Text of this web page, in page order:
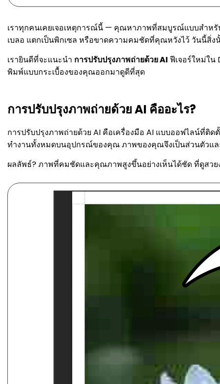
เราทุกคนเคยเจอเหตุการณ์นี้ — คุณหาภาพที่สมบูรณ์แบบสำห
เบลอ แตกเป็นพิกเซล หรือขาดความคมชัดที่คุณหวังไว้ วันนี้สิ่ง
เรายินดีที่จะแนะนำ การปรับปรุงภาพถ่ายด้วย AI ฟีเจอร์ใหม่ใ
พิมพ์แบบกระเบื้องของคุณออกมาดูดีที่สุด
การปรับปรุงภาพถ่ายด้วย AI คืออะไร?
การปรับปรุงภาพถ่ายด้วย AI คือเครื่องมือ AI แบบออฟไลน์ที่ติ
ทำงานทั้งหมดบนอุปกรณ์ของคุณ ภาพของคุณจึงเป็นส่วนตัวแล
ผลลัพธ์? ภาพที่คมชัดและคุณภาพสูงขึ้นอย่างเห็นได้ชัด ที่ดูสว